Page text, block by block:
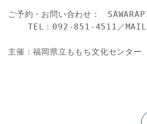
ご予約・お問
TEL：092-851-4511／
主催：福岡県立ももち文化センター